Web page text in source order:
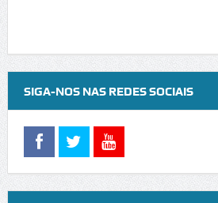
SIGA-NOS NAS REDES SOCIAIS